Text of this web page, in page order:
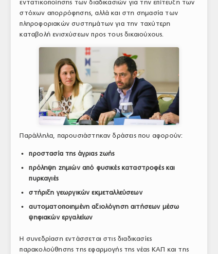
εντατικοποίησης των διαδικασιών για την επίτευξη των
στόχων απορρόφησης, αλλά και στη σημασία των
πληροφοριακών συστημάτων για την ταχύτερη
καταβολή ενισχύσεων προς τους δικαιούχους.
Παράλληλα, παρουσιάστηκαν δράσεις που αφορούν:
προστασία της άγριας ζωής
πρόληψη ζημιών από φυσικές καταστροφές και
πυρκαγιές
στήριξη γεωργικών εκμεταλλεύσεων
αυτοματοποιημένη αξιολόγηση αιτήσεων μέσω
ψηφιακών εργαλείων
Η συνεδρίαση εντάσσεται στις διαδικασίες
παρακολούθησης της εφαρμογής της νέας ΚΑΠ και της